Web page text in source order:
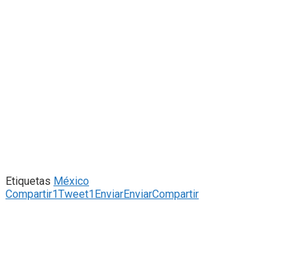
Etiquetas México
Compartir1Tweet1EnviarEnviarCompartir